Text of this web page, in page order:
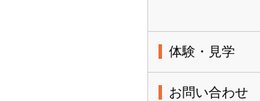
体験・見学
お問い合わせ